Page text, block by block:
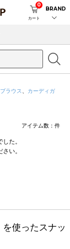
カート
0
BRAND
ラウス
カーディガ
アイテム数： 件
た。
い。
使ったスナッ